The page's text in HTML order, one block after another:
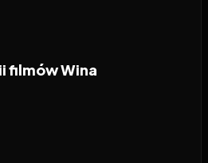
filmów Wina